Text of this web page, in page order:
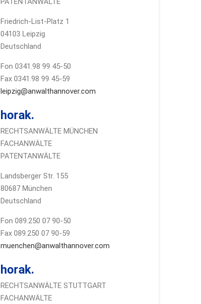
Friedrich-List-Platz 1
04103 Leipzig
Deutschland
Fon 0341.98 99 45-50
Fax 0341.98 99 45-59
leipzig@anwalthannover.com
horak.
RECHTSANWÄLTE MÜNCHEN
FACHANWÄLTE
PATENTANWÄLTE
Landsberger Str. 155
80687 München
Deutschland
Fon 089.250 07 90-50
Fax 089.250 07 90-59
muenchen@anwalthannover.com
horak.
RECHTSANWÄLTE STUTTGART
FACHANWÄLTE